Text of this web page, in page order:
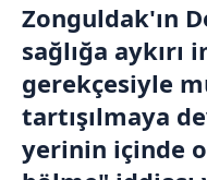
Zonguldak'ın
sağlığa aykırı
gerekçesiyle
tartışılmaya
yerinin içinde